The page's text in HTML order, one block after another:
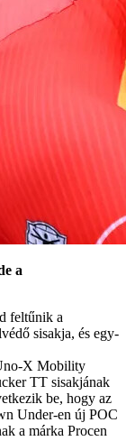
a
feltűnik a
sisakja, és egy-
X Mobility
TT sisakjának
be, hogy az
Under-en új POC
a márka Procen